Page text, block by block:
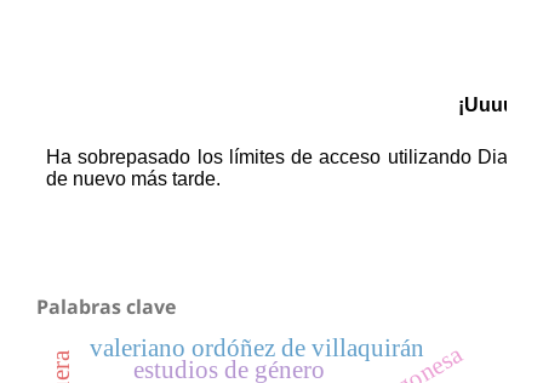
Palabras clave
estudios de género
valeriano ordóñez de villaquirán